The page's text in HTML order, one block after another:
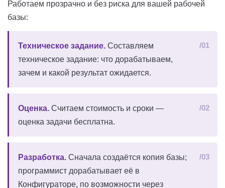
Работаем прозрачно и без риска для вашей рабочей
базы:
/01
Техническое задание. Составляем
техническое задание: что дорабатываем,
зачем и какой результат ожидается.
/02
Оценка. Считаем стоимость и сроки —
оценка задачи бесплатна.
/03
Разработка. Сначала создаётся копия базы;
программист дорабатывает её в
Конфигураторе, по возможности через